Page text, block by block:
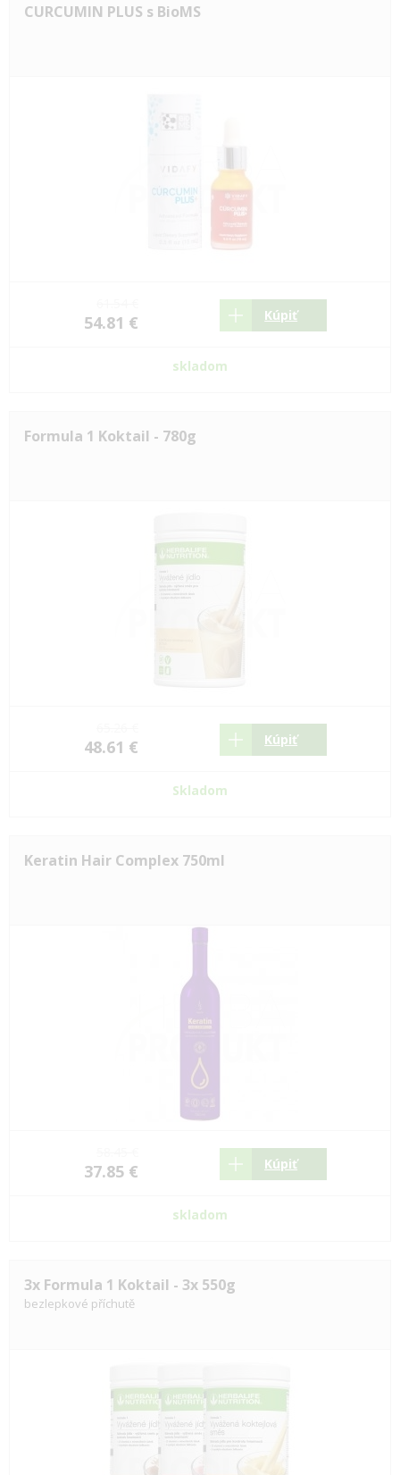
CURCUMIN PLUS s BioMS
54.81 € Kúpiť
skladom
Formula 1 Koktail - 780g
48.61 € Kúpiť
Skladom
Keratin Hair Complex 750ml
37.85 € Kúpiť
skladom
3x Formula 1 Koktail - 3x 550g
bezlepkové příchutě